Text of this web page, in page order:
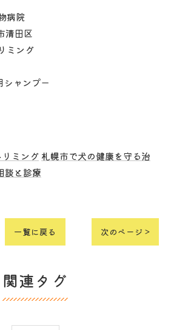
病院
清田区
ミング
シャンプー
ミング 札幌市で犬の健康を守る治
談と診療
一覧に戻る 次のページ >
関連タグ